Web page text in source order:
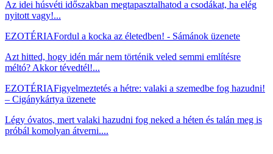
Az idei húsvéti időszakban megtapasztalhatod a csodákat, ha elég
nyitott vagy!...
EZOTÉRIAFordul a kocka az életedben! - Sámánok üzenete
Azt hitted, hogy idén már nem történik veled semmi említésre
méltó? Akkor tévedtél!...
EZOTÉRIAFigyelmeztetés a hétre: valaki a szemedbe fog hazudni!
– Cigánykártya üzenete
Légy óvatos, mert valaki hazudni fog neked a héten és talán meg is
próbál komolyan átverni....